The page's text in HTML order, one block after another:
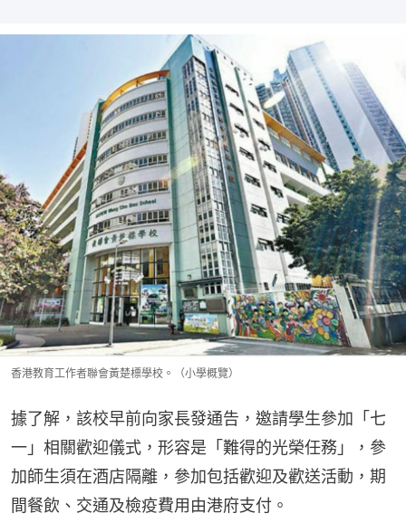
香港教育工作者聯會黃楚標學校。（小學概覽）
據了解，該校早前向家長發通告，邀請學生參加「七
一」相關歡迎儀式，形容是「難得的光榮任務」，參
加師生須在酒店隔離，參加包括歡迎及歡送活動，期
間餐飲、交通及檢疫費用由港府支付。